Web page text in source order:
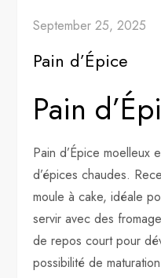
September 25, 2025
Pain d’Épice
Pain
Pain d’Épice moelleux
d’épices chaudes.
moule à cake, idéale
servir avec des
de repos court pour
possibilité de